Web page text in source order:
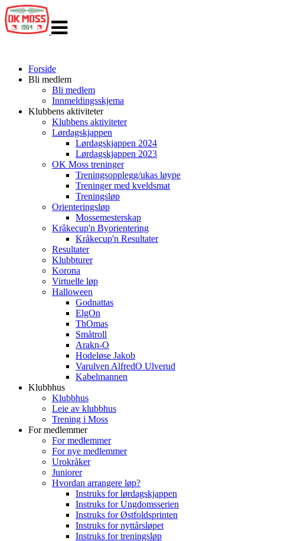
navigasjon
Forside
Bli medlem
Bli medlem
Innmeldingsskjema
Klubbens aktiviteter
Klubbens aktiviteter
Lørdagskjappen
Lørdagskjappen 2024
Lørdagskjappen 2023
OK Moss treninger
Treningsopplegg/ukas løype
Treninger med kveldsmat
Treningsløp
Orienteringsløp
Mossemesterskap
Kråkecup'n Byorientering
Kråkecup'n Resultater
Resultater
Klubbturer
Korona
Virtuelle løp
Halloween
Godnattas
ElgOn
ThOmas
Småtroll
Arakn-O
Hodeløse Jakob
Varulven AlfredO Ulverud
Kabelmannen
Klubbhus
Klubbhus
Leie av klubbhus
Trening i Moss
For medlemmer
For medlemmer
For nye medlemmer
Urokråker
Juniorer
Hvordan arrangere løp?
Instruks for lørdagskjappen
Instruks for Ungdomsserien
Instruks for Østfoldsprinten
Instruks for nyttårsløpet
Instruks for treningsløp